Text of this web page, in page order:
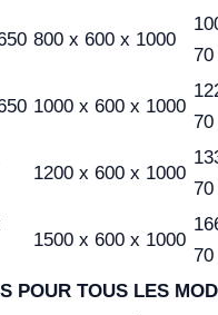
800 x 600 x 1000
70
1000 x 600 x 1000
70
1200 x 600 x 1000
70
1500 x 600 x 1000
70
POUR TOUS LES